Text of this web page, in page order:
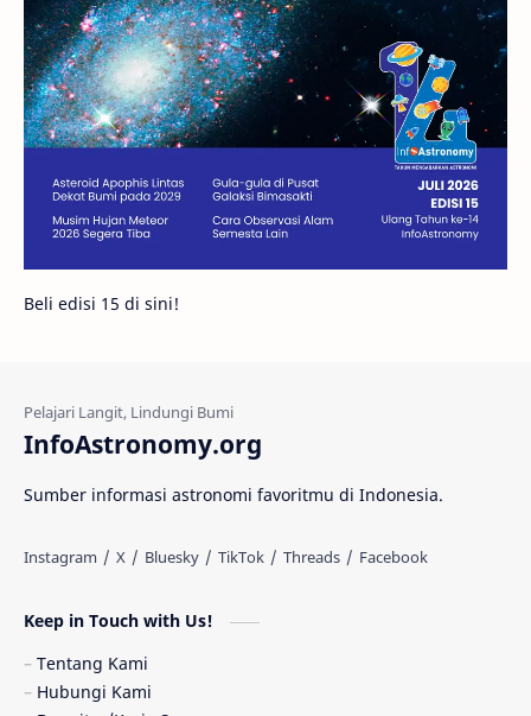
Venus Pluto Galaksi Kerdil
Gambar Harian Titan
Bintang Neutron Hubble Tips
Juno Bintang Biner
Fakta Galaksi Spiral
Gerhana Matahari
Quasar
Beli edisi 15 di sini!
InfoAstronomy.org
Sumber informasi astronomi favoritmu di Indonesia.
Keep in Touch with Us!
Tentang Kami
Hubungi Kami